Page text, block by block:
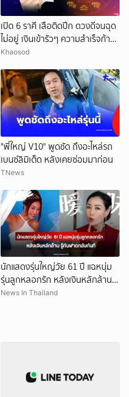
เปิด 6 ราศี เสือติดปีก ดวงดีจนฉุด
ไม่อยู่ เงินเข้ารัวๆ ความสำเร็จก้าว
กระโดด
Khaosod
"พี่ใหญ่ V10" พูดชัด ถึงอะไหล่รถ
เบนซ์ลิมิเต็ด หลังเคยซ่อมมาก่อน
TNews
นักแสดงรุ่นใหญ่วัย 61 ปี แฉหนุ่ม
รุ่นลูกหลอกรัก หลังเงินหลักล้าน
รู้ทันฟาดกลับทันที (ข่าวต่าง
News In Thailand